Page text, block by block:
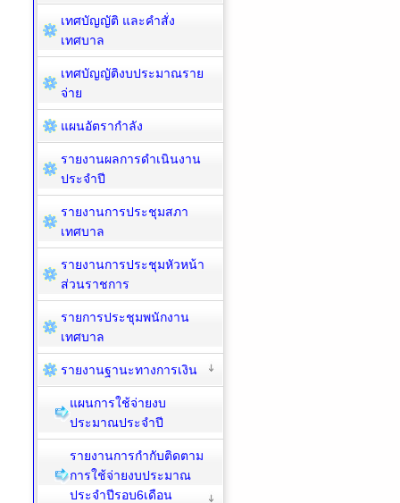
เทศบัญญัติ และคำสั่ง
เทศบาล
เทศบัญญัติงบประมาณราย
จ่าย
แผนอัตรากำลัง
รายงานผลการดำเนินงาน
ประจำปี
รายงานการประชุมสภา
เทศบาล
รายงานการประชุมหัวหน้า
ส่วนราชการ
รายการประชุมพนักงาน
เทศบาล
รายงานฐานะทางการเงิน
แผนการใช้จ่ายงบ
ประมาณประจำปี
รายงานการกำกับติดตาม
การใช้จ่ายงบประมาณ
ประจำปีรอบ6เดือน